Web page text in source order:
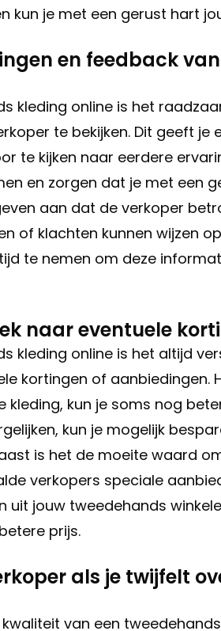
kun je met een gerust hart
en feedback
kleding online is het
te bekijken. Dit geeft
te kijken naar eerdere
en zorgen dat je met een
aan dat de verkoper
of klachten kunnen wijzen
te nemen om deze
naar eventuele
kleding online is het altijd
kortingen of aanbiedingen.
kleding, kun je soms nog
kun je mogelijk
is het de moeite waard
verkopers speciale
uit jouw tweedehands
prijs.
als je twijfelt
van een